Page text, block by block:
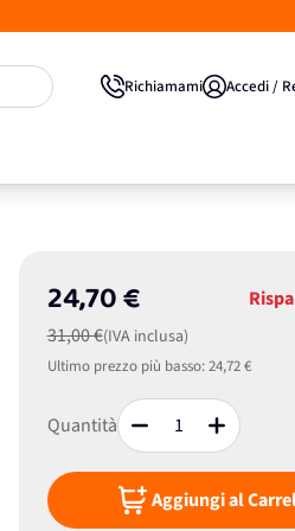
Richiamami Accedi /
24,70 €
31,00 €(IVA inclusa)
Ultimo prezzo più basso:24,72 €
Quantità
Aggiungi al